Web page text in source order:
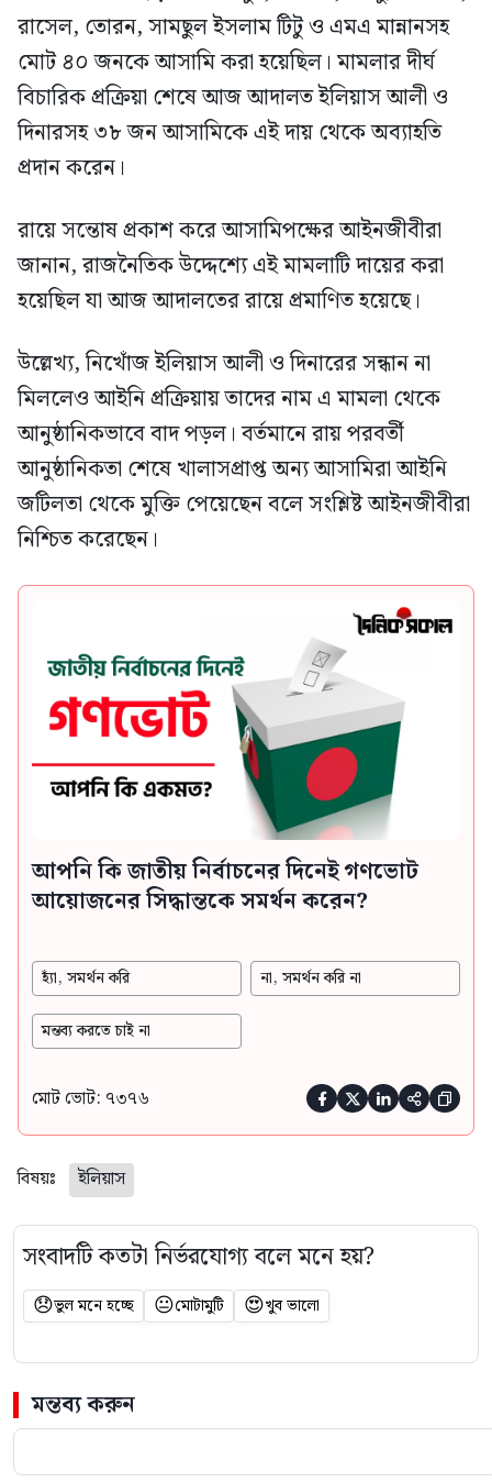
রাসেল, তোরন, সামছুল ইসলাম টিটু ও এমএ মান্নানসহ
মোট ৪০ জনকে আসামি করা হয়েছিল। মামলার দীর্ঘ
বিচারিক প্রক্রিয়া শেষে আজ আদালত ইলিয়াস আলী ও
দিনারসহ ৩৮ জন আসামিকে এই দায় থেকে অব্যাহতি
প্রদান করেন।
রায়ে সন্তোষ প্রকাশ করে আসামিপক্ষের আইনজীবীরা
জানান, রাজনৈতিক উদ্দেশ্যে এই মামলাটি দায়ের করা
হয়েছিল যা আজ আদালতের রায়ে প্রমাণিত হয়েছে।
উল্লেখ্য, নিখোঁজ ইলিয়াস আলী ও দিনারের সন্ধান না
মিললেও আইনি প্রক্রিয়ায় তাদের নাম এ মামলা থেকে
আনুষ্ঠানিকভাবে বাদ পড়ল। বর্তমানে রায় পরবর্তী
আনুষ্ঠানিকতা শেষে খালাসপ্রাপ্ত অন্য আসামিরা আইনি
জটিলতা থেকে মুক্তি পেয়েছেন বলে সংশ্লিষ্ট আইনজীবীরা
নিশ্চিত করেছেন।
আপনি কি জাতীয় নির্বাচনের দিনেই গণভোট
আয়োজনের সিদ্ধান্তকে সমর্থন করেন?
হ্যাঁ, সমর্থন করি না, সমর্থন করি না
মন্তব্য করতে চাই না
মোট ভোট: ৭৩৭৬     
বিষয়ঃ ইলিয়াস
সংবাদটি কতটা নির্ভরযোগ্য বলে মনে হয়?
😞ভুল মনে হচ্ছে 😐মোটামুটি 😍খুব ভালো
মন্তব্য করুন